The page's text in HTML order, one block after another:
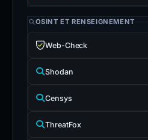
OSINT ET RENSEIGNEMENT
Web-Check
Shodan
Censys
ThreatFox